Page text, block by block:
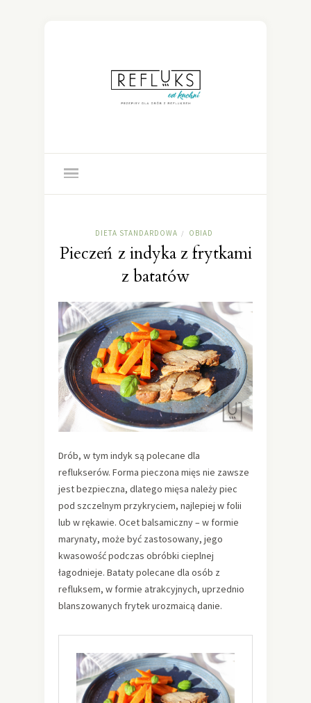
DIETA STANDARDOWA / OBIAD
Pieczeń z indyka z frytkami
z batatów
Drób, w tym indyk są polecane dla
reflukserów. Forma pieczona mięs nie zawsze
jest bezpieczna, dlatego mięsa należy piec
pod szczelnym przykryciem, najlepiej w folii
lub w rękawie. Ocet balsamiczny – w formie
marynaty, może być zastosowany, jego
kwasowość podczas obróbki cieplnej
łagodnieje. Bataty polecane dla osób z
refluksem, w formie atrakcyjnych, uprzednio
blanszowanych frytek urozmaicą danie.